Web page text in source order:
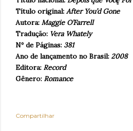
Título original: After You’d Gone
Autora: Maggie O’Farrell
Tradução: Vera Whately
Nº de Páginas: 381
Ano de lançamento no Brasil: 2008
Editora: Record
Gênero: Romance
Compartilhar